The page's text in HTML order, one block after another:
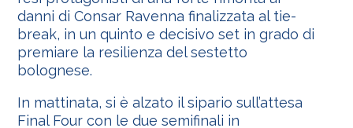
danni di Consar Ravenna finalizzata al tie-
break, in un quinto e decisivo set in grado di
premiare la resilienza del sestetto
bolognese.
In mattinata, si è alzato il sipario sull’attesa
Final Four con le due semifinali in